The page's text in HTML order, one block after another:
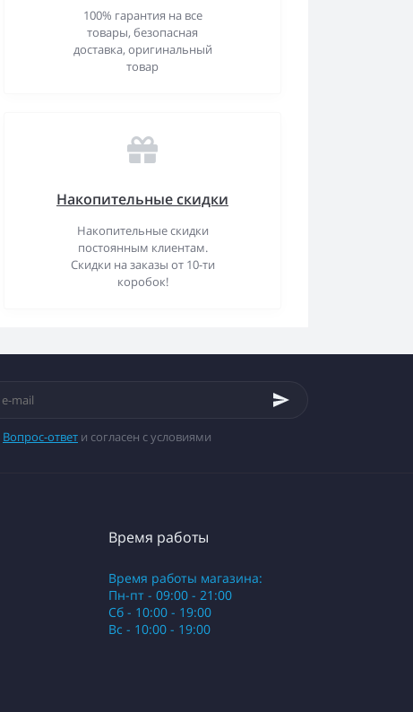
100% гарантия на все
товары, безопасная
доставка, оригинальный
товар
Накопительные скидки
Накопительные скидки
постоянным клиентам.
Скидки на заказы от 10-ти
коробок!
Вопрос-ответ и согласен с условиями
Время работы
Время работы магазина:
Пн-пт - 09:00 - 21:00
Сб - 10:00 - 19:00
Вс - 10:00 - 19:00